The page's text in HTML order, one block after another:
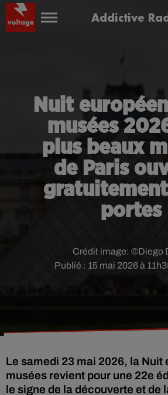
Addictive
Nuit
musées
plus beaux
de Paris
portes
Publié : 15 mai 2026 à
Crédit image: ©Diego
Le samedi 23 mai 2026, la Nuit
musées revient pour une 22e
le signe de la découverte et de